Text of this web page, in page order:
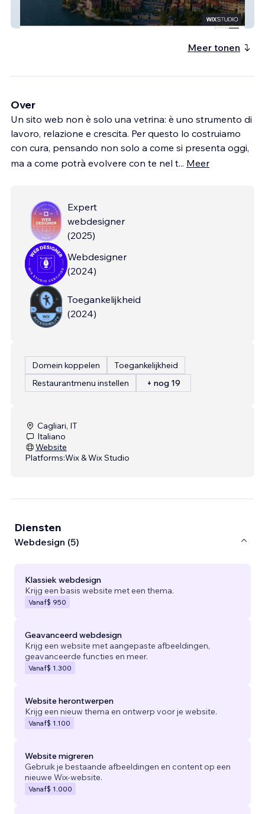
Meer tonen
Over
Un sito web non è solo una vetrina: è uno strumento di
lavoro, relazione e crescita. Per questo lo costruiamo
con cura, pensando non solo a come si presenta oggi,
ma a come potrà evolvere con te nel t... Meer
Expert
webdesigner
(2025)
Webdesigner
(2024)
Toegankelijkheid
(2024)
Domein koppelen
Toegankelijkheid
Restaurantmenu instellen
+ nog 19
Cagliari, IT
Italiano
Website
Platforms:Wix & Wix Studio
Diensten
Webdesign (5)
Klassiek webdesign
Krijg een basis website met een thema.
Vanaf$ 950
Geavanceerd webdesign
Krijg een website met aangepaste afbeeldingen,
geavanceerde functies en meer.
Vanaf$ 1.300
Website herontwerpen
Krijg een nieuw thema en ontwerp voor je website.
Vanaf$ 1.100
Website migreren
Gebruik je bestaande afbeeldingen en content op een
nieuwe Wix-website.
Vanaf$ 1.000